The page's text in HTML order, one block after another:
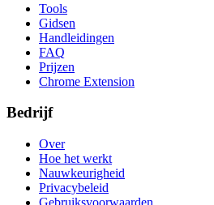
Tools
Gidsen
Handleidingen
FAQ
Prijzen
Chrome Extension
Bedrijf
Over
Hoe het werkt
Nauwkeurigheid
Privacybeleid
Gebruiksvoorwaarden